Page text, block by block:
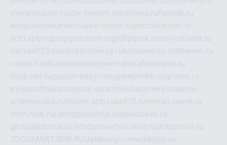
dynamoauto.ruszk-favorit.rucarlines.ruflatnsk.ru
kingbolenskaner.rualex-motor.ruastroline.net.ru
act1.spb.rupolyglot.com.rugidlipetsk.ruooo-driada.ru
detsad125.ru mir-zdoroviya.rubruslanovo.rusiterem.ru
council.spb.ruлодкипатриот.рфkafekolizey.ru
iclub.net.rugazon-easy.rusugarepilekb.rugrinox.ru
pylesostineco.ru msts-ozarenie.rukameryjooan.ru
artemovskij.rudopler.spb.ruaid70.ru metall-perm.ru
ndm.msk.ru ratingzooshop.ruapiaccess.ru
globalautotrade.info bezverhovskoe.rudrsschool.ru
ZOOSMART.SPB.RUdalakony.ru medikijob.ru